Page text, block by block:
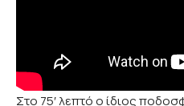
Στο 75′ λεπτό ο ίδιος